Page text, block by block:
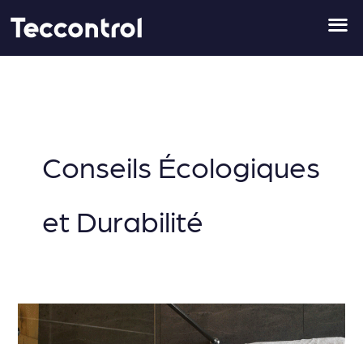
contenu
Conseils Écologiques
et Durabilité
Comment
faire